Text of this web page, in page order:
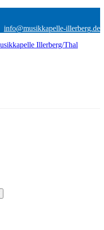
info@musikkapelle-illerberg.de